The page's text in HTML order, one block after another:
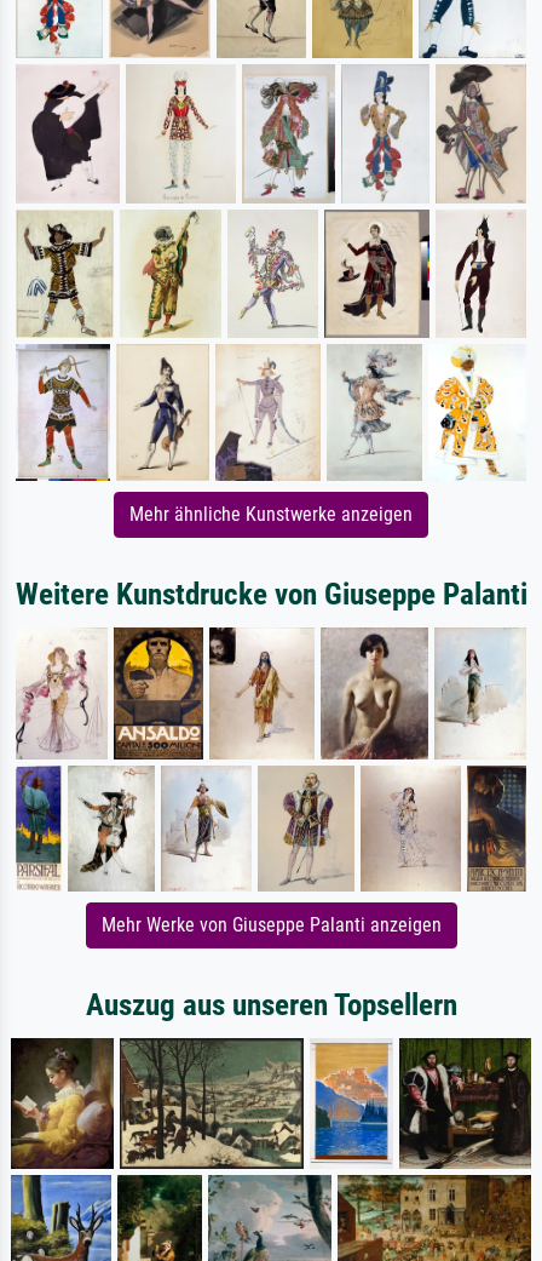
Mehr ähnliche Kunstwerke anzeigen
Weitere Kunstdrucke von Giuseppe Palanti
Mehr Werke von Giuseppe Palanti anzeigen
Auszug aus unseren Topsellern